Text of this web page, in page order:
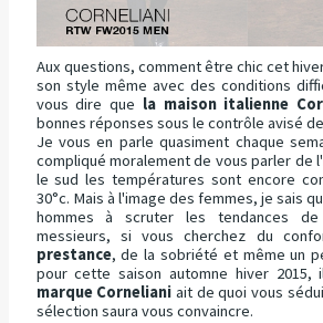
Aux questions, comment être chic cet
son style même avec des conditions
vous dire que la maison italienne
bonnes réponses sous le contrôle avisé de
Je vous en parle quasiment chaque
compliqué moralement de vous parler de
le sud les températures sont encore
30°c. Mais à l'image des femmes, je sais
hommes à scruter les tendances
messieurs, si vous cherchez du
prestance, de la sobriété et même un
pour cette saison automne hiver 2015,
marque Corneliani ait de quoi vous
sélection saura vous convaincre.